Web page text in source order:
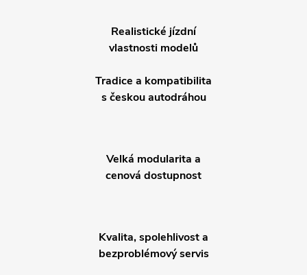
Realistické jízdní
vlastnosti modelů
Tradice a kompatibilita
s českou autodráhou
Velká modularita a
cenová dostupnost
Kvalita, spolehlivost a
bezproblémový servis